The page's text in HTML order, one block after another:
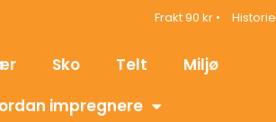
Frakt 90 kr • Historie
Sko Telt
Miljø
impregnere